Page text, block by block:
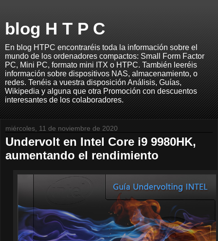
blog H T P C
En blog HTPC encontraréis toda la información sobre el
mundo de los ordenadores compactos: Small Form Factor
PC, Mini PC, formato mini ITX o HTPC. También leeréis
información sobre dispositivos NAS, almacenamiento, o
redes. Tenéis a vuestra disposición Análisis, Guías,
Wikipedia y alguna que otra Promoción con descuentos
interesantes de los colaboradores.
miércoles, 11 de noviembre de 2020
Undervolt en Intel Core i9 9980HK,
aumentando el rendimiento